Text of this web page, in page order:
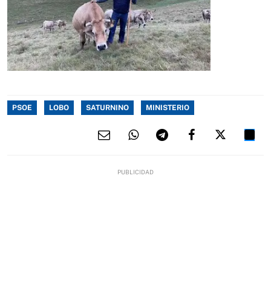
PSOE LOBO SATURNINO MINISTERIO